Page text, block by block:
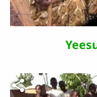
Fichier vidéo